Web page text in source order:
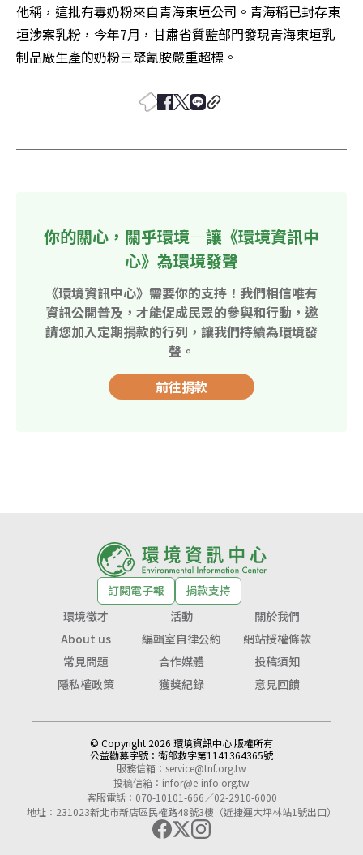
他稱，這批有毒奶粉來自青海東垣公司。青海稱已封存東
垣涉案乳粉，今年7月，甘肅省質監部門發現青海東垣乳
制品廠生產的奶粉三聚氰胺嚴重超標。
你的關心，關乎環境—讓《環境資訊中
心》為環境發聲
《環境資訊中心》需要你的支持！我們相信唯有
資訊公開普及，才能促成民眾的參與和行動，邀
請您加入定期捐款的行列，讓我們持續為環境發
聲。
前往捐款
訂閱電子報
捐款支持
環境徵才
活動
關於我們
About us
編輯室自律公約
網站授權條款
常見問題
合作媒體
投稿須知
隱私權政策
獲獎紀錄 意見回饋
© Copyright 2026 環境資訊中心 版權所有
公益勸募字號： 衛部救字第1141364365號
服務信箱： service@tnf.org.tw
投稿信箱： infor@e-info.org.tw
客服電話：070-10101-666／02-2910-6000
地址：231023新北市新店區民權路48號3樓（近捷運大坪林站1號出口）